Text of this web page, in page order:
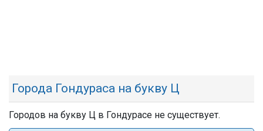
Города Гондураса на букву Ц
Городов на букву Ц в Гондурасе не существует.